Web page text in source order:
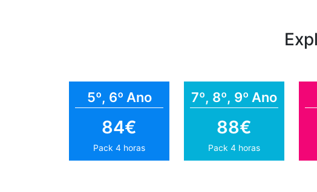
5º, 6º Ano
84€
Pack 4 horas
7º, 8º, 9º Ano
88€
Pack 4 horas